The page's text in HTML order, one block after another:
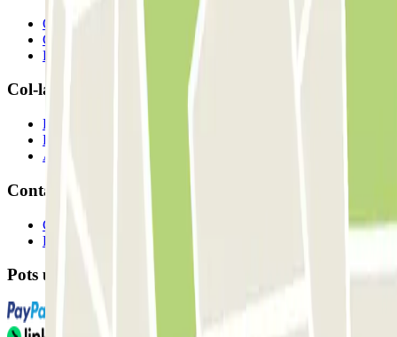
Qui som
Com funciona?
Els nostres pàrquings
Col-laborem?
Professionals
Proveïdor de pàrquing
Afiliat
Contacte
Contacta'ns
FAQ
Pots utilitzar aquests mètodes de pagament: